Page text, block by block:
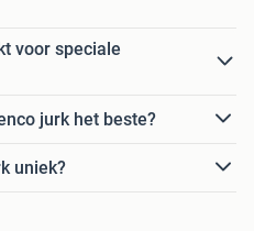
voor speciale
jurk het beste?
uniek?